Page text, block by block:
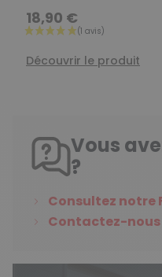
18,90 €
Découvrir le produit
Vous
?
Consultez notre
Contactez-nous